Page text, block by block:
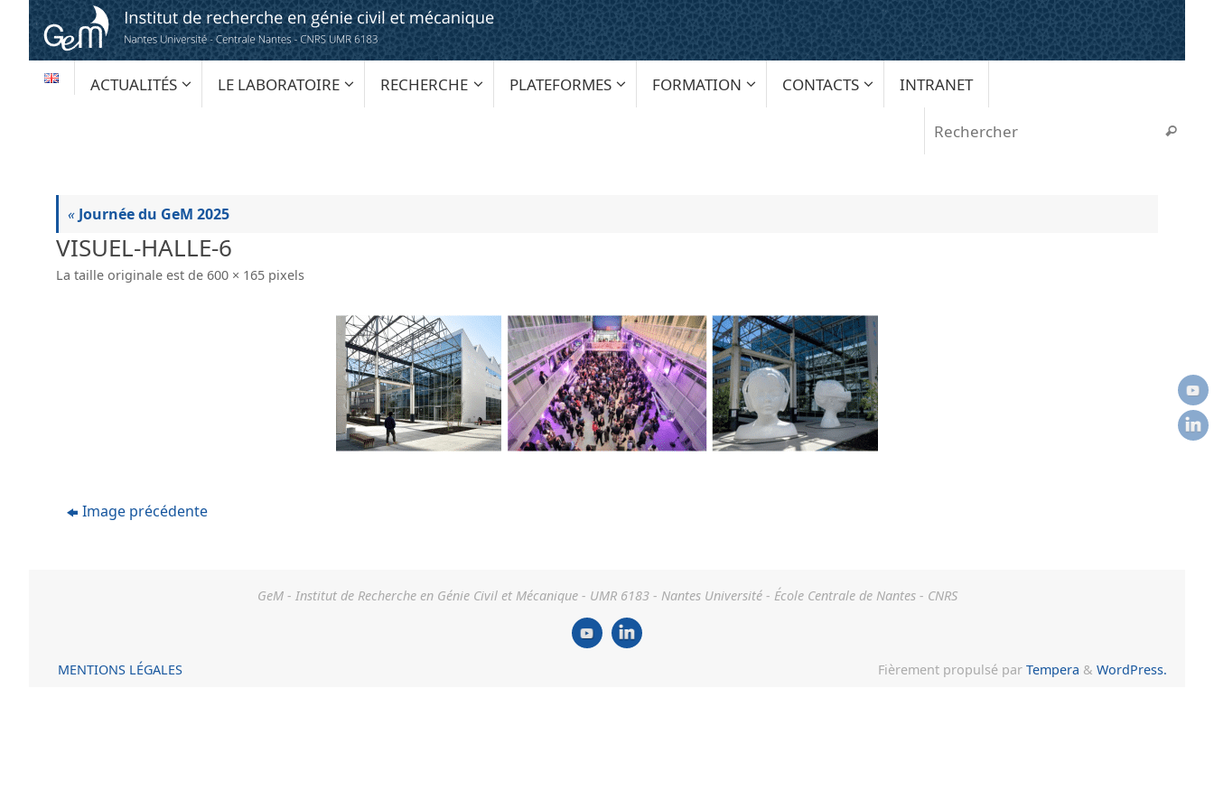
Passer
contenu
PASSER
AU
ACTUALITÉS LE LABORATOIRE RECHERCHE PLATEFORMES FORMATION CONTACTS INTRANET
« Journée du GeM 2025
VISUEL-HALLE-6
La taille originale est de 600 × 165 pixels
Image précédente
GeM - Institut de Recherche en Génie Civil et Mécanique - UMR 6183 - Nantes Université - École Centrale de Nantes - CNRS
MENTIONS LÉGALES Fièrement propulsé par Tempera & WordPress.